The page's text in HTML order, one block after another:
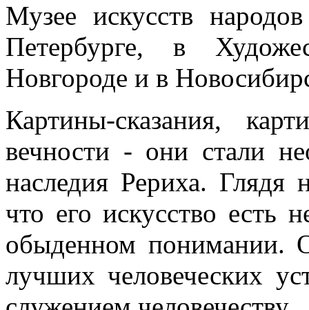
Музее искусств
Петербурге, в
Новгороде и в
Картины-сказания,
вечности - они стали
наследия Рериха.
что его искусство есть
обыденном понимании.
лучших человеческих